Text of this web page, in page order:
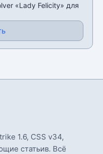
«Lady Felicity» для
1.6, CSS v34,
статьив. Всё